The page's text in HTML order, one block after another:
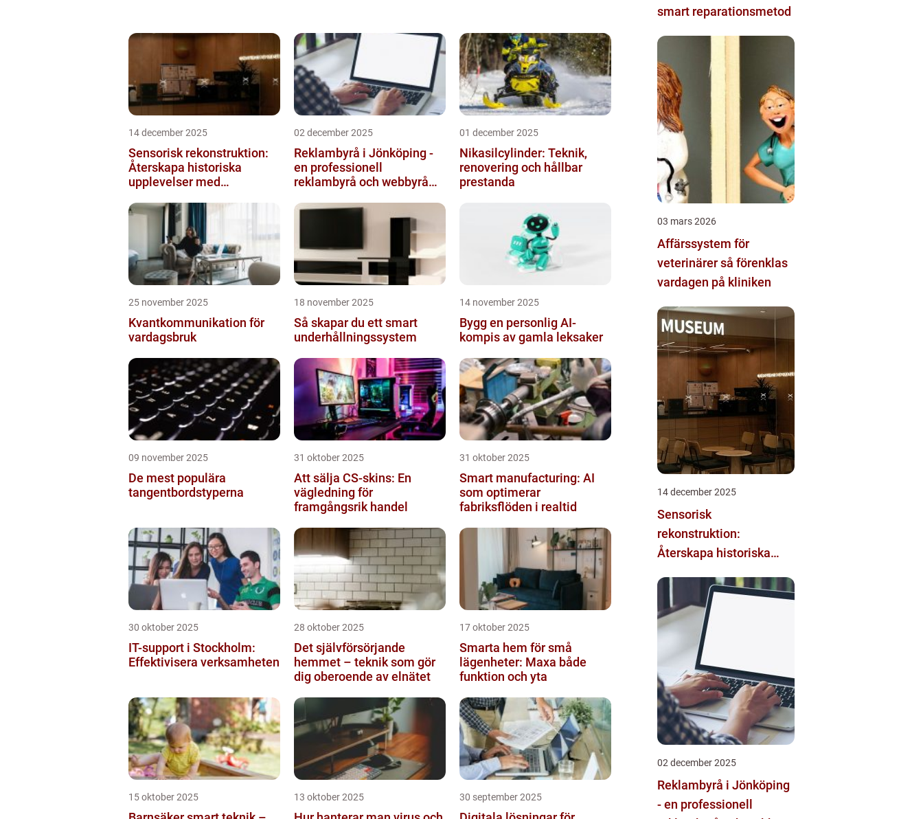
14 december 2025
Sensorisk rekonstruktion:
Återskapa historiska
upplevelser med
02 december 2025
Reklambyrå i Jönköping -
en professionell
reklambyrå och webbyrå
kommunikati...
01 december 2025
Nikasilcylinder: Teknik,
renovering och hållbar
prestanda
25 november 2025
Kvantkommunikation för
vardagsbruk
18 november 2025
Så skapar du ett smart
underhållningssystem
14 november 2025
Bygg en personlig AI-
kompis av gamla leksaker
09 november 2025
De mest populära
tangentbordstyperna
31 oktober 2025
Att sälja CS-skins: En
vägledning för
framgångsrik handel
31 oktober 2025
Smart manufacturing: AI
som optimerar
fabriksflöden i realtid
30 oktober 2025
IT-support i Stockholm:
Effektivisera verksamheten
28 oktober 2025
Det självförsörjande
hemmet – teknik som gör
dig oberoende av elnätet
17 oktober 2025
Smarta hem för små
lägenheter: Maxa både
funktion och yta
15 oktober 2025 13 oktober 2025 30 september 2025
smart reparationsmetod
03 mars 2026
Affärssystem för
veterinärer så förenklas
vardagen på kliniken
14 december 2025
Sensorisk
rekonstruktion:
Återskapa historiska
multimodala AI
02 december 2025
Reklambyrå i Jönköping
- en professionell